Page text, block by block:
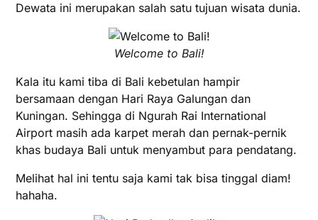
Dewata ini merupakan salah satu tujuan wisata dunia.
Welcome to Bali!
Kala itu kami tiba di Bali kebetulan hampir
bersamaan dengan Hari Raya Galungan dan
Kuningan. Sehingga di Ngurah Rai International
Airport masih ada karpet merah dan pernak-pernik
khas budaya Bali untuk menyambut para pendatang.
Melihat hal ini tentu saja kami tak bisa tinggal diam!
hahaha.